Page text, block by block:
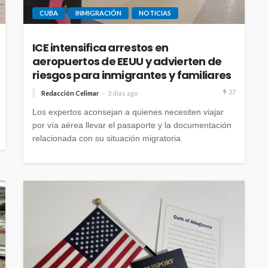
CUBA INMIGRACIÓN NOTICIAS
ICE intensifica arrestos en
aeropuertos de EEUU y advierten de
riesgos para inmigrantes y familiares
Redacción Celimar 3 días ago 37
Los expertos aconsejan a quienes necesiten viajar
por vía aérea llevar el pasaporte y la documentación
relacionada con su situación migratoria